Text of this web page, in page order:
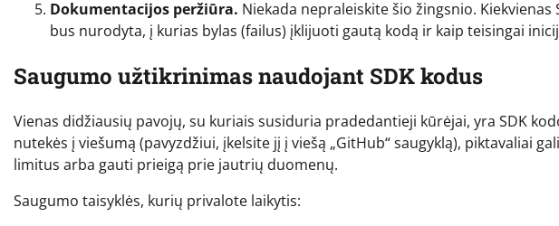
Dokumentacijos peržiūra. Niekada nepraleiskite šio žingsnio.
bus nurodyta, į kurias bylas (failus) įklijuoti gautą kodą ir kaip teisingai
Saugumo užtikrinimas naudojant SDK kodus
Vienas didžiausių pavojų, su kuriais susiduria pradedantieji kūrėjai, yra SDK
nutekės į viešumą (pavyzdžiui, įkelsite jį į viešą „GitHub“ saugyklą), piktavaliai
limitus arba gauti prieigą prie jautrių duomenų.
Saugumo taisyklės, kurių privalote laikytis: